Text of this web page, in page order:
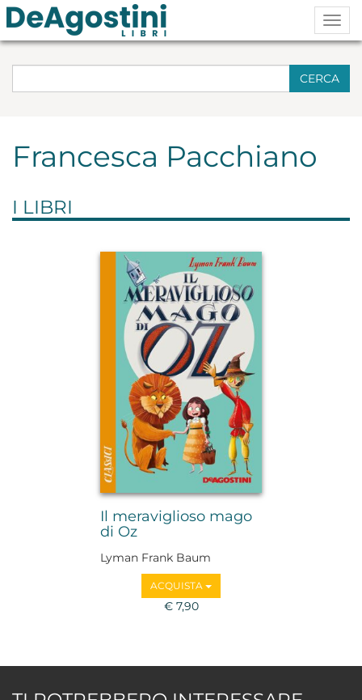
CERCA
Francesca Pacchiano
I LIBRI
Il meraviglioso mago
di Oz
Lyman Frank Baum
ACQUISTA
€ 7,90